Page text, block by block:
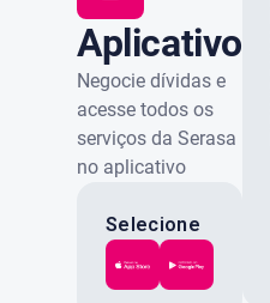
Aplicativo
Serasa
Negocie dívidas e
acesse todos os
serviços da Serasa
no aplicativo
100% seguro.
Selecione
a loja do
seu